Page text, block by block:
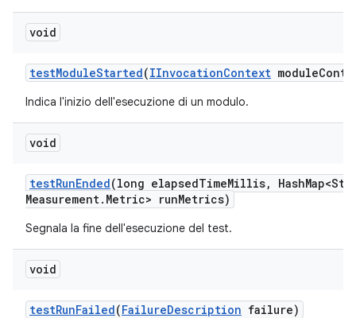
void
testModuleStarted(IInvocationContext module
Indica l'inizio dell'esecuzione di un modulo.
void
testRunEnded(long elapsedTimeMillis, Hash
Measurement. Metric> runMetrics)
Segnala la fine dell'esecuzione del test.
void
testRunFailed(FailureDescription failure)